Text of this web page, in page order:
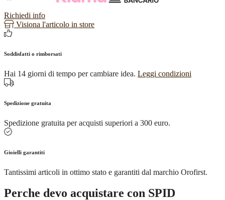
quantità
Richiedi info
Visiona l'articolo in store
Soddisfatti o rimborsati
Hai 14 giorni di tempo per cambiare idea. Leggi condizioni
Spedizione gratuita
Spedizione gratuita per acquisti superiori a 300 euro.
Gioielli garantiti
Tantissimi articoli in ottimo stato e garantiti dal marchio Orofirst.
Perche devo acquistare con SPID